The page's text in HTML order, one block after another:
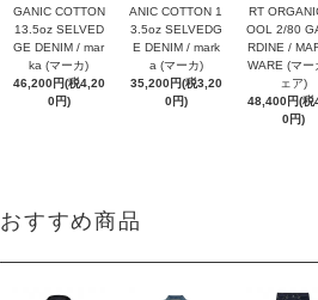
GANIC COTTON
13.5oz SELVED
GE DENIM / mar
ka (マーカ)
46,200円(税4,20
0円)
ANIC COTTON 1
3.5oz SELVEDG
E DENIM / mark
a (マーカ)
35,200円(税3,20
0円)
RT
OOL 2/80
RDINE /
WARE (マー
ェア)
48,400円(税
0円)
おすすめ商品